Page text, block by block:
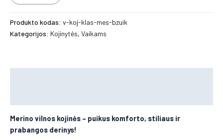
Produkto kodas: v-koj-klas-mes-bzuik
Kategorijos: Kojinytės, Vaikams
Merino vilnos kojinės – puikus komforto, stiliaus ir
prabangos derinys!